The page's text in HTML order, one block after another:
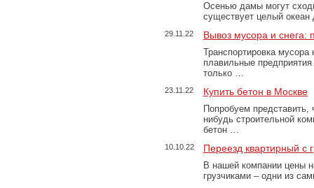
Осенью дамы могут
существует целый
29.11.22 Вывоз мусора и
Транспортировка
плавильные
только …
23.11.22 Купить бетон в Москве
Попробуем представить,
нибудь строительной
бетон …
10.10.22 Переезд квартирный с
В нашей компании цены
грузчиками – одни из